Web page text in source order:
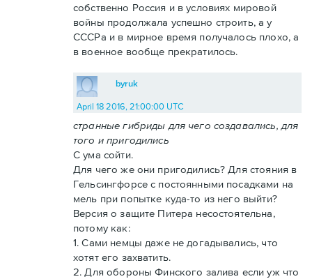
собственно Россия и в условиях мировой
войны продолжала успешно строить, а у
СССРа и в мирное время получалось плохо, а
в военное вообще прекратилось.
byruk
April 18 2016, 21:00:00 UTC
странные гибриды для чего создавались, для
того и пригодились
С ума сойти.
Для чего же они пригодились? Для стояния в
Гельсингфорсе с постоянными посадками на
мель при попытке куда-то из него выйти?
Версия о защите Питера несостоятельна,
потому как:
1. Сами немцы даже не догадывались, что
хотят его захватить.
2. Для обороны Финского залива если уж что